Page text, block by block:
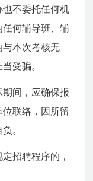
也不委托任何机
何辅导班、辅
与本次考核无
受骗。
间，应确保报
联络，因所留
。
招聘程序的，